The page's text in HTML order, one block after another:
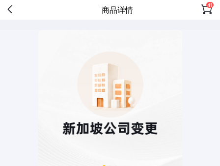
商品详情 41